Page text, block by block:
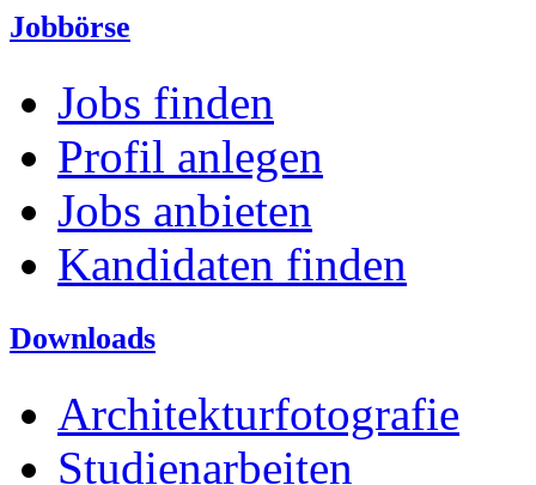
Jobbörse
Jobs finden
Profil anlegen
Jobs anbieten
Kandidaten finden
Downloads
Architekturfotografie
Studienarbeiten